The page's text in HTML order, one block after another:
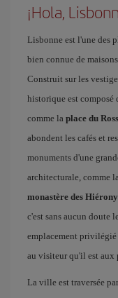
¡Hola,
Lisbonne est l'une des
bien connue de
Construit sur les
historique est composé
comme la place du
abondent les cafés et
monuments d'une
architecturale, comme
monastère des
c'est sans aucun doute le
emplacement privilégié
au visiteur qu'il est aux
La ville est traversée